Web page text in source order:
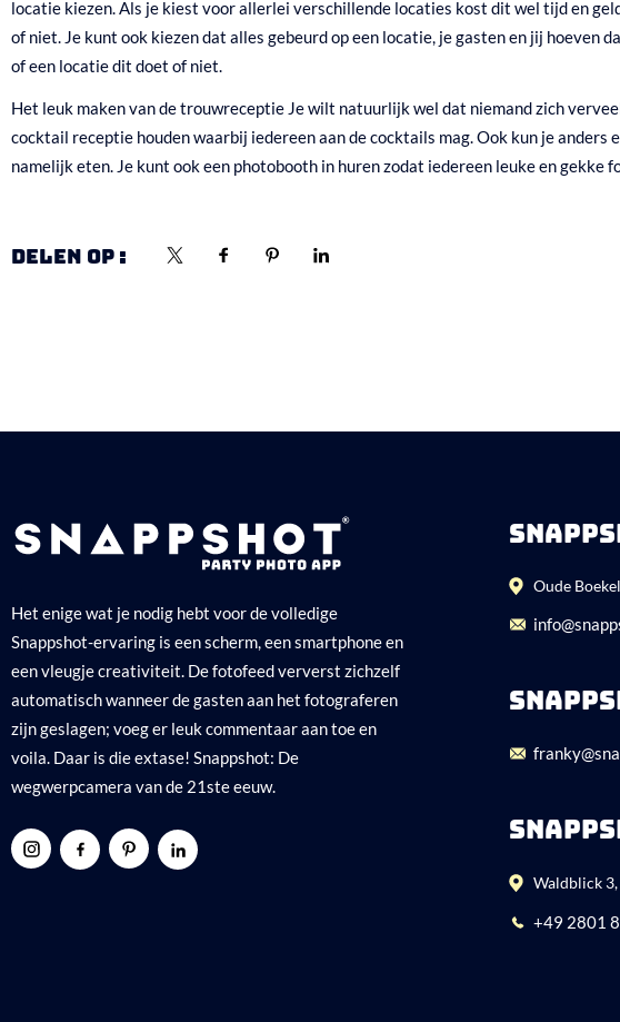
locatie kiezen. Als je kiest voor allerlei verschillende locaties kost dit wel tijd en
of niet. Je kunt ook kiezen dat alles gebeurd op een locatie, je gasten en jij hoeven
of een locatie dit doet of niet.
Het leuk maken van de trouwreceptie Je wilt natuurlijk wel dat niemand zich
cocktail receptie houden waarbij iedereen aan de cocktails mag. Ook kun je
namelijk eten. Je kunt ook een photobooth in huren zodat iedereen leuke en gekke
DELEN OP :
Het enige wat je nodig hebt voor de volledige
Snappshot-ervaring is een scherm, een smartphone en
een vleugje creativiteit. De fotofeed ververst zichzelf
automatisch wanneer de gasten aan het fotograferen
zijn geslagen; voeg er leuk commentaar aan toe en
voila. Daar is die extase! Snappshot: De
wegwerpcamera van de 21ste eeuw.
Oude
Waldblick
+49 2801